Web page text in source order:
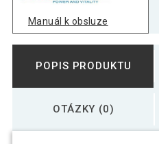
Manuál k obsluze
POPIS PRODUKTU
OTÁZKY (0)